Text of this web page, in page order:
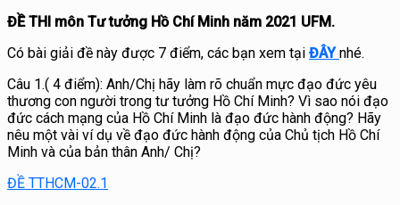
ĐỀ THI môn Tư tưởng Hồ Chí Minh năm 2021 UFM.
Có bài giải đề này được 7 điểm, các bạn xem tại ĐÂY nhé.
Câu 1.( 4 điểm): Anh/Chị hãy làm rõ chuẩn mực đạo đức yêu
thương con người trong tư tưởng Hồ Chí Minh? Vì sao nói đạo
đức cách mạng của Hồ Chí Minh là đạo đức hành động? Hãy
nêu một vài ví dụ về đạo đức hành động của Chủ tịch Hồ Chí
Minh và của bản thân Anh/ Chị?
ĐỀ TTHCM-02.1